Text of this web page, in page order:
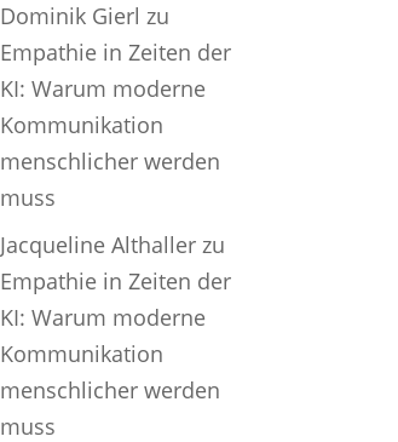
Dominik Gierl zu
Empathie in Zeiten der
KI: Warum moderne
Kommunikation
menschlicher werden
muss
Jacqueline Althaller zu
Empathie in Zeiten der
KI: Warum moderne
Kommunikation
menschlicher werden
muss